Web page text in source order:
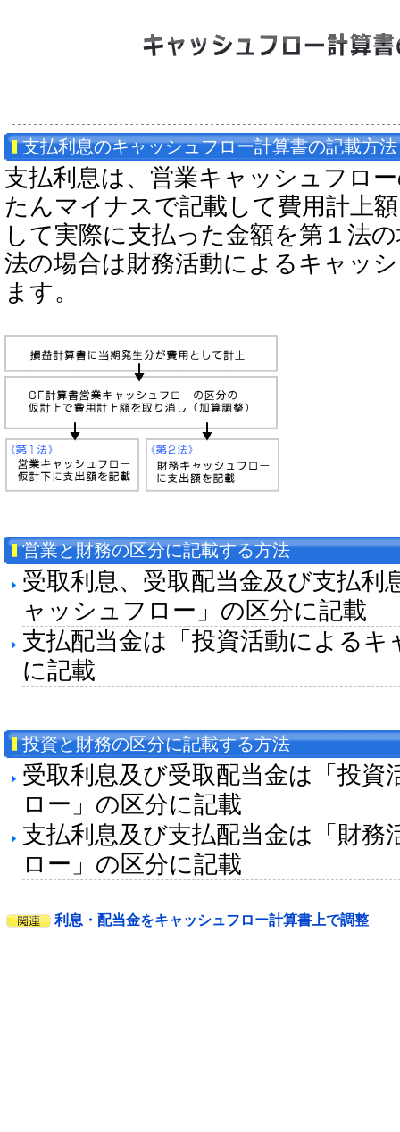
支払利息のキャッシュフロー計算書の記載方法
支払利息は、営業キャッシュフロ
たんマイナスで記載して費用計上
して実際に支払った金額を第１法
法の場合は財務活動によるキャッ
ます。
営業と財務の区分に記載する方法
受取利息、受取配当金及び支払利
ャッシュフロー」の区分に記載
支払配当金は「投資活動による
に記載
投資と財務の区分に記載する方法
受取利息及び受取配当金は「投
ロー」の区分に記載
支払利息及び支払配当金は「財
ロー」の区分に記載
利息・配当金をキャッシュフロー計算書上で調整